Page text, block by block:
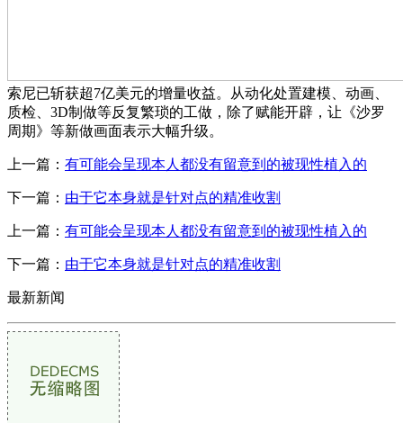
索尼已斩获超7亿美元的增量收益。从动化处置建模、动画、
质检、3D制做等反复繁琐的工做，除了赋能开辟，让《沙罗
周期》等新做画面表示大幅升级。
上一篇： 有可能会呈现本人都没有留意到的被现性植入的
下一篇： 由于它本身就是针对点的精准收割
上一篇： 有可能会呈现本人都没有留意到的被现性植入的
下一篇： 由于它本身就是针对点的精准收割
最新新闻